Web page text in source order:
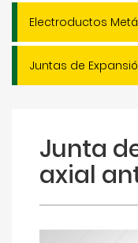
Electroductos
Juntas de
Junta
axial